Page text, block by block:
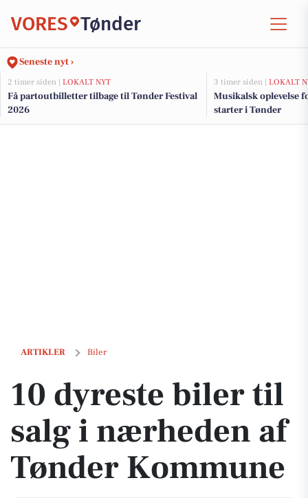
VORES Tønder
Seneste nyt ›
2 timer siden | LOKALT NYT
Få partoutbilletter tilbage til Tønder Festival
2026
3 timer siden | LOKALT
Musikalsk oplevelse
starter i Tønder
ARTIKLER Biler
10 dyreste biler til salg i nærheden af Tønder Kommune
10 dyreste biler til
salg i nærheden af
Tønder Kommune